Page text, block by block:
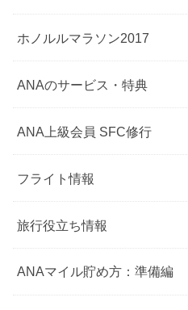
ホノルルマラソン2017
ANAのサービス・特典
ANA上級会員 SFC修行
フライト情報
旅行役立ち情報
ANAマイル貯め方：準備編